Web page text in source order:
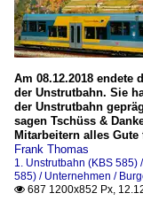
Am 08.12.2018 endete
der Unstrutbahn. Sie
der Unstrutbahn
sagen Tschüss &
Mitarbeitern alles
Frank Thomas
1. Unstrutbahn (KBS 585)
585) / Unternehmen /
 687 1200x852 Px,